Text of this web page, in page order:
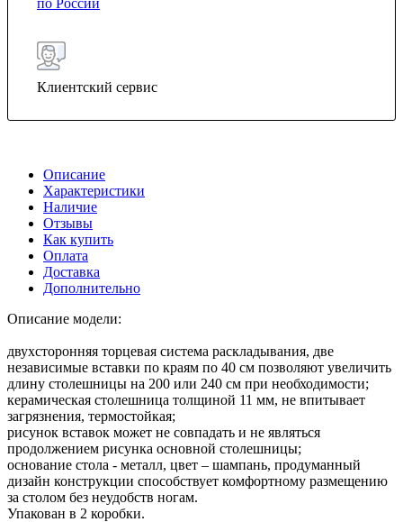
по России
Клиентский сервис
Описание
Характеристики
Наличие
Отзывы
Как купить
Оплата
Доставка
Дополнительно
Описание модели:
двухсторонняя торцевая система раскладывания, две
независимые вставки по краям по 40 см позволяют увеличить
длину столешницы на 200 или 240 см при необходимости;
керамическая столешница толщиной 11 мм, не впитывает
загрязнения, термостойкая;
рисунок вставок может не совпадать и не являться
продолжением рисунка основной столешницы;
основание стола - металл, цвет – шампань, продуманный
дизайн конструкции способствует комфортному размещению
за столом без неудобств ногам.
Упакован в 2 коробки.